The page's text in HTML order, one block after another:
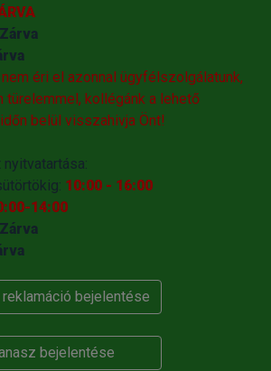
Zárva
éri el azonnal ügyfélszolgálatunk,
türelemmel, kollégánk a lehető
belül visszahivja Önt!
nyitvatartása:
10:00 - 16:00
14:00
Zárva
reklamáció bejelentése
bejelentése